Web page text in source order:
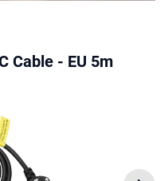
Cable - EU 5m